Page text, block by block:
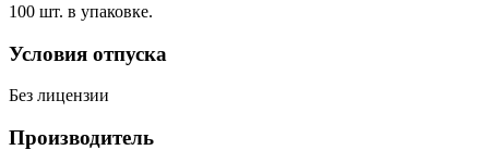
100 шт. в упаковке.
Условия отпуска
Без лицензии
Производитель